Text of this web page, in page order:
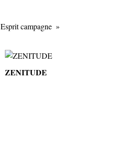
Esprit campagne
ZENITUDE